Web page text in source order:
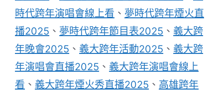
時代跨年演唱會線上看 、 夢時代跨年煙火直
播2025 、 夢時代跨年節目表2025 、 義大跨
年晚會2025 、 義大跨年活動2025 、 義大跨
年演唱會直播2025 、 義大跨年演唱會線上
看 、 義大跨年煙火秀直播2025 、 高雄跨年